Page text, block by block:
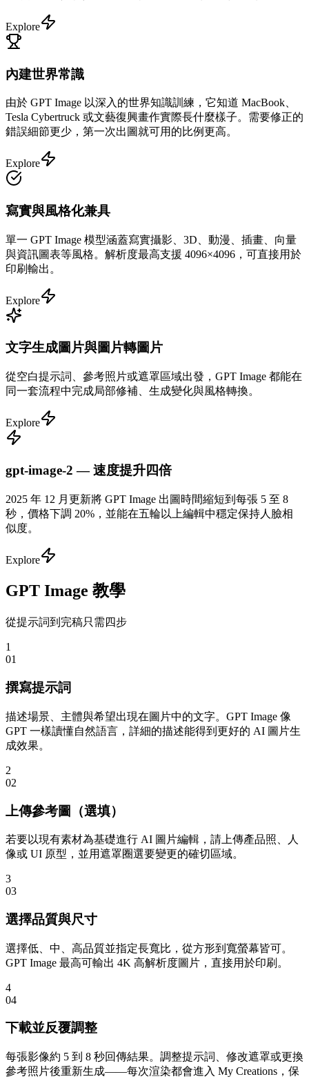
Explore
內建世界常識
由於 GPT Image 以深入的世界知識訓練，它知道 MacBook、
Tesla Cybertruck 或文藝復興畫作實際長什麼樣子。需要修正的
錯誤細節更少，第一次出圖就可用的比例更高。
Explore
寫實與風格化兼具
單一 GPT Image 模型涵蓋寫實攝影、3D、動漫、插畫、向量
與資訊圖表等風格。解析度最高支援 4096×4096，可直接用於
印刷輸出。
Explore
文字生成圖片與圖片轉圖片
從空白提示詞、參考照片或遮罩區域出發，GPT Image 都能在
同一套流程中完成局部修補、生成變化與風格轉換。
Explore
gpt-image-2 — 速度提升四倍
2025 年 12 月更新將 GPT Image 出圖時間縮短到每張 5 至 8
秒，價格下調 20%，並能在五輪以上編輯中穩定保持人臉相
似度。
Explore
GPT Image 教學
從提示詞到完稿只需四步
1
01
撰寫提示詞
描述場景、主體與希望出現在圖片中的文字。GPT Image 像
GPT 一樣讀懂自然語言，詳細的描述能得到更好的 AI 圖片生
成效果。
2
02
上傳參考圖（選填）
若要以現有素材為基礎進行 AI 圖片編輯，請上傳產品照、人
像或 UI 原型，並用遮罩圈選要變更的確切區域。
3
03
選擇品質與尺寸
選擇低、中、高品質並指定長寬比，從方形到寬螢幕皆可。
GPT Image 最高可輸出 4K 高解析度圖片，直接用於印刷。
4
04
下載並反覆調整
每張影像約 5 到 8 秒回傳結果。調整提示詞、修改遮罩或更換
參考照片後重新生成——每次渲染都會進入 My Creations，保